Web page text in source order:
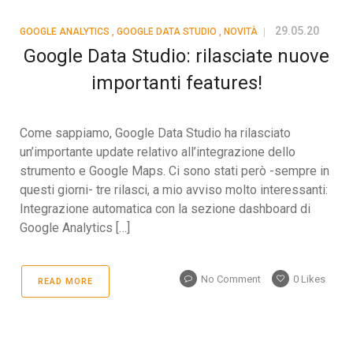
GOOGLE ANALYTICS , GOOGLE DATA STUDIO , NOVITÀ 29.05.20
Google Data Studio: rilasciate nuove
importanti features!
Come sappiamo, Google Data Studio ha rilasciato
un’importante update relativo all’integrazione dello
strumento e Google Maps. Ci sono stati però -sempre in
questi giorni- tre rilasci, a mio avviso molto interessanti:
Integrazione automatica con la sezione dashboard di
Google Analytics […]
READ MORE No Comment 0 Likes